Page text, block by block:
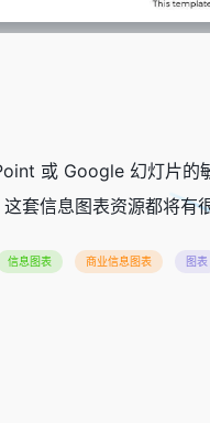
或 Google 幻灯片的
套信息图表资源都将有
信息图表 商业信息图表 图表